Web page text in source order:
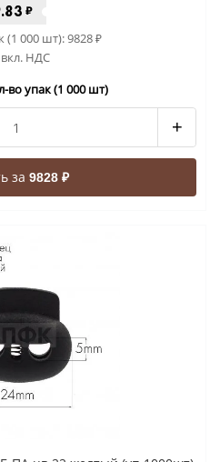
₽
(1 000 шт):9828₽
вкл. НДС
во упак (1 000 шт)
+
за 9828 ₽